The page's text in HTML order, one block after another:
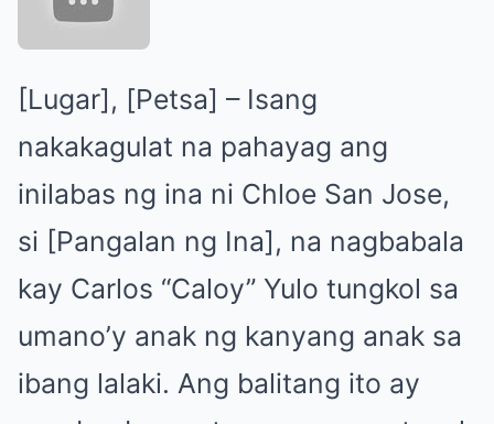
[Lugar], [Petsa] – Isang
nakakagulat na pahayag ang
inilabas ng ina ni Chloe San Jose,
si [Pangalan ng Ina], na nagbabala
kay Carlos “Caloy” Yulo tungkol sa
umano’y anak ng kanyang anak sa
ibang lalaki. Ang balitang ito ay